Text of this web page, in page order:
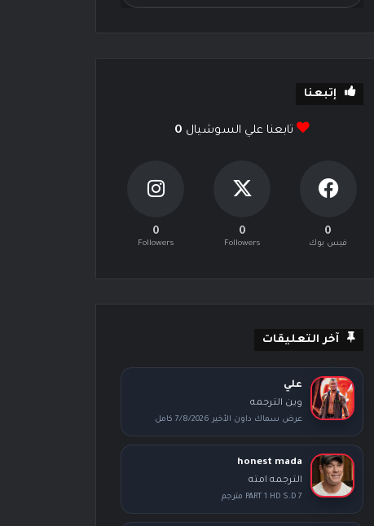
إتبعنا
تابعنا علي السوشيال 0
0
فيس بوك
0
Followers
0
Followers
آخر التعليقات
علي
وين الترجمه
عرض سماك داون الأخير 7/8/2026 كامل
honest mada
الترجمه امته
PART 1 HD S.D 7 مترجم